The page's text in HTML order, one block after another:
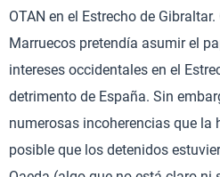
OTAN en el Estrecho de
Marruecos pretendía asumir el
intereses occidentales en el
detrimento de España. Sin
numerosas incoherencias que la
posible que los detenidos